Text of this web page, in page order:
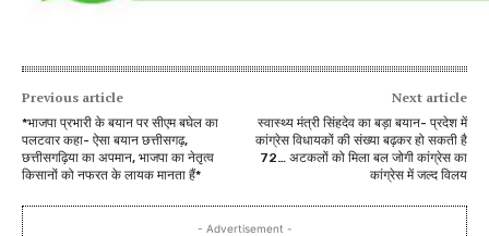
Previous article
*भाजपा प्रभारी के बयान पर सीएम बघेल का
पलटवार कहा- ऐसा बयान छत्तीसगढ़,
छत्तीसगढ़िया का अपमान, भाजपा का नेतृत्व
किसानों को नफरत के लायक मानता हैं*
Next article
स्वास्थ्य मंत्री सिंहदेव का बड़ा बयान- प्रदेश में
कांग्रेस विधायकों की संख्या बढ़कर हो सकती है
72… अटकलों को मिला बल जोगी कांग्रेस का
कांग्रेस में जल्द विलय
- Advertisement -